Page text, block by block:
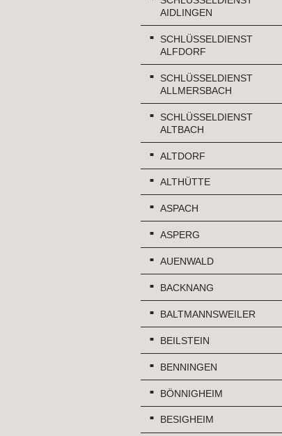
AIDLINGEN
SCHLÜSSELDIENST
ALFDORF
SCHLÜSSELDIENST
ALLMERSBACH
SCHLÜSSELDIENST
ALTBACH
ALTDORF
ALTHÜTTE
ASPACH
ASPERG
AUENWALD
BACKNANG
BALTMANNSWEILER
BEILSTEIN
BENNINGEN
BÖNNIGHEIM
BESIGHEIM